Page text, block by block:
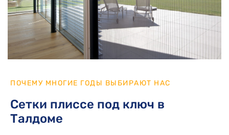
ПОЧЕМУ МНОГИЕ ГОДЫ ВЫБИРАЮТ НАС
Сетки плиссе под ключ в
Талдоме